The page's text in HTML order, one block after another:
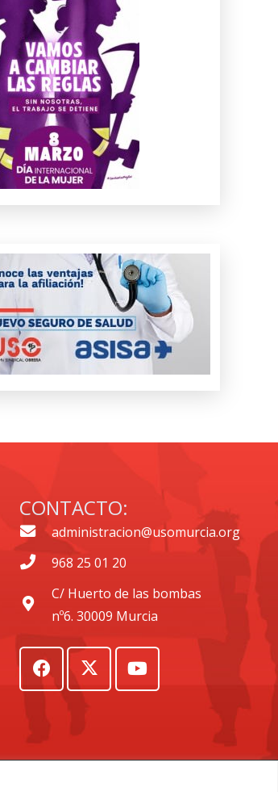
CONTACTO:
administracion@usomurcia.org
968 25 01 20
C/ Huerto de las bombas
nº6. 30009 Murcia